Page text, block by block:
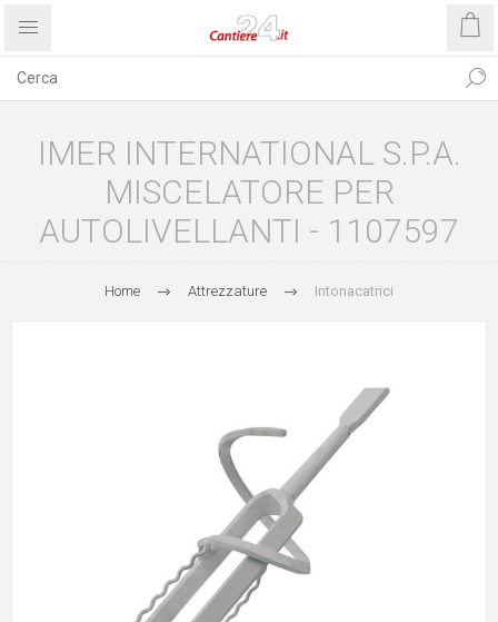
IMER INTERNATIONAL S.P.A.
MISCELATORE PER
AUTOLIVELLANTI - 1107597
Home Attrezzature Intonacatrici